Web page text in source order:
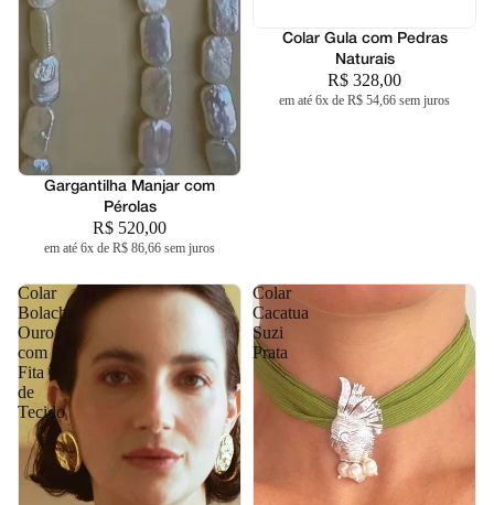
Gargantilha Manjar com
Pérolas
R$ 520,00
em até 6x de R$ 86,66 sem juros
Colar Gula com Pedras
Naturais
R$ 328,00
em até 6x de R$ 54,66 sem juros
Colar
Bolacha
Ouro
com
Fita
de
Tecido
Colar
Cacatua
Suzi
Prata